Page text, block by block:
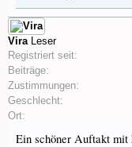
Vira Leser
Registriert seit:
Beiträge:
Zustimmungen:
Geschlecht:
Ort:
Ein schöner Auftakt mit